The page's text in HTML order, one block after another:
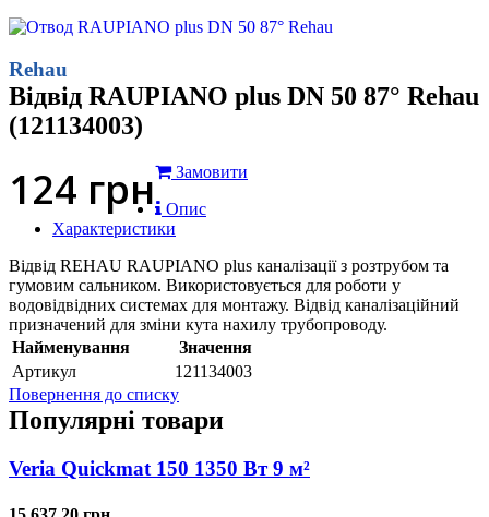
Rehau
Відвід RAUPIANO plus DN 50 87° Rehau
(121134003)
124 грн
Замовити
Опис
Характеристики
Відвід REHAU RAUPIANO plus каналізації з розтрубом та
гумовим сальником. Використовується для роботи у
водовідвідних системах для монтажу. Відвід каналізаційний
призначений для зміни кута нахилу трубопроводу.
Найменування
Значення
Артикул
121134003
Повернення до списку
Популярні товари
Veria Quickmat 150 1350 Вт 9 м²